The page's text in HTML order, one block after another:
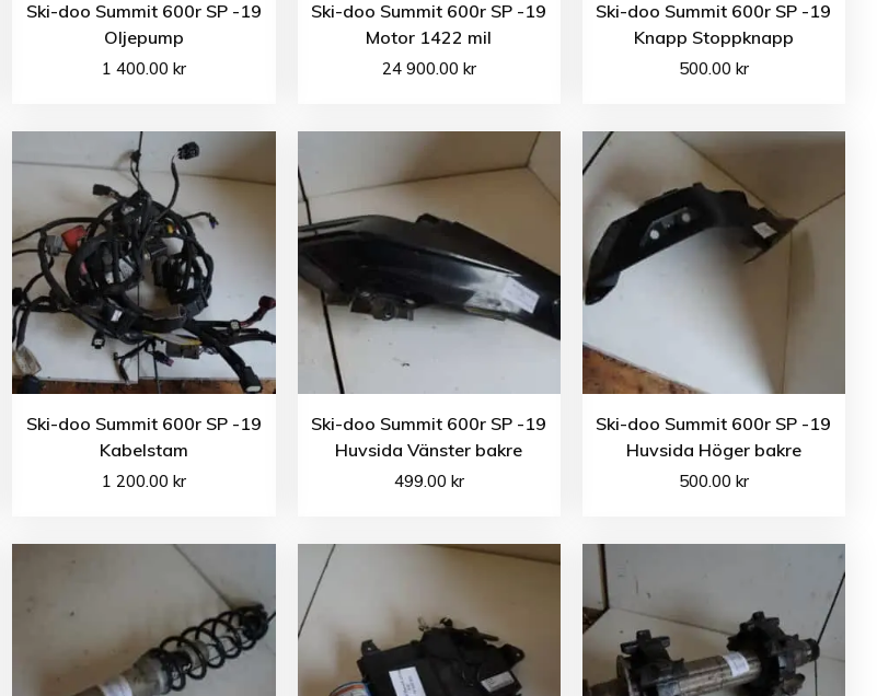
Ski-doo Summit 600r SP -19
Oljepump
1 400.00 kr
Ski-doo Summit 600r SP -19
Motor 1422 mil
24 900.00 kr
Ski-doo Summit 600r SP -19
Knapp Stoppknapp
500.00 kr
Ski-doo Summit 600r SP -19
Kabelstam
1 200.00 kr
Ski-doo Summit 600r SP -19
Huvsida Vänster bakre
499.00 kr
Ski-doo Summit 600r SP -19
Huvsida Höger bakre
500.00 kr